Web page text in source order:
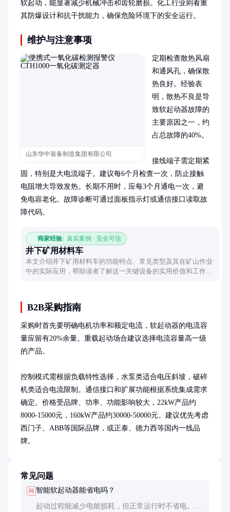
软起动，能显著减少机械冲击和齿轮磨损。化工行业则看重
其防爆设计和抗干扰能力，确保危险环境下的安全运行。
维护与注意事项
山东华中装备制造集团有限公司
定期检查散热风扇
和通风孔，确保散
热良好。经验表
明，散热不良是导
致软起动器故障的
主要原因之一，约
占总故障的40%。
接线端子需定期紧
固，特别是大电流端子。建议每6个月检查一次，防止接触
电阻增大导致发热。长期不用时，应每3个月通电一次，避
免电容老化。故障诊断可通过面板指示灯或通信接口读取故
障代码。
商家经验 真实案例 · 安全可信
井下矿用材料车
本文介绍井下矿用材料车的功能特点、常见类型及其在矿山作业
中的实际应用，帮助读者了解这一关键设备的实用价值和工作原
B2B采购指南
采购时首先要明确电机功率和额定电流，软起动器的电流容
量应留有20%余量。重载起动场合建议选择电流容量高一级
的产品。
控制模式需根据负载特性选择，水泵类适合电压斜坡，破碎
机类适合电流限制。通信接口和扩展功能根据系统集成需求
确定。价格受品牌、功率、功能影响较大，22kW产品约
8000-15000元，160kW产品约30000-50000元。建议优先考虑
西门子、ABB等国际品牌，或正泰、德力西等国内一线品
牌。
常见问题
问 智能软起动器能省电吗？
起动过程能减少电能损耗，但正常运行时不省电。部